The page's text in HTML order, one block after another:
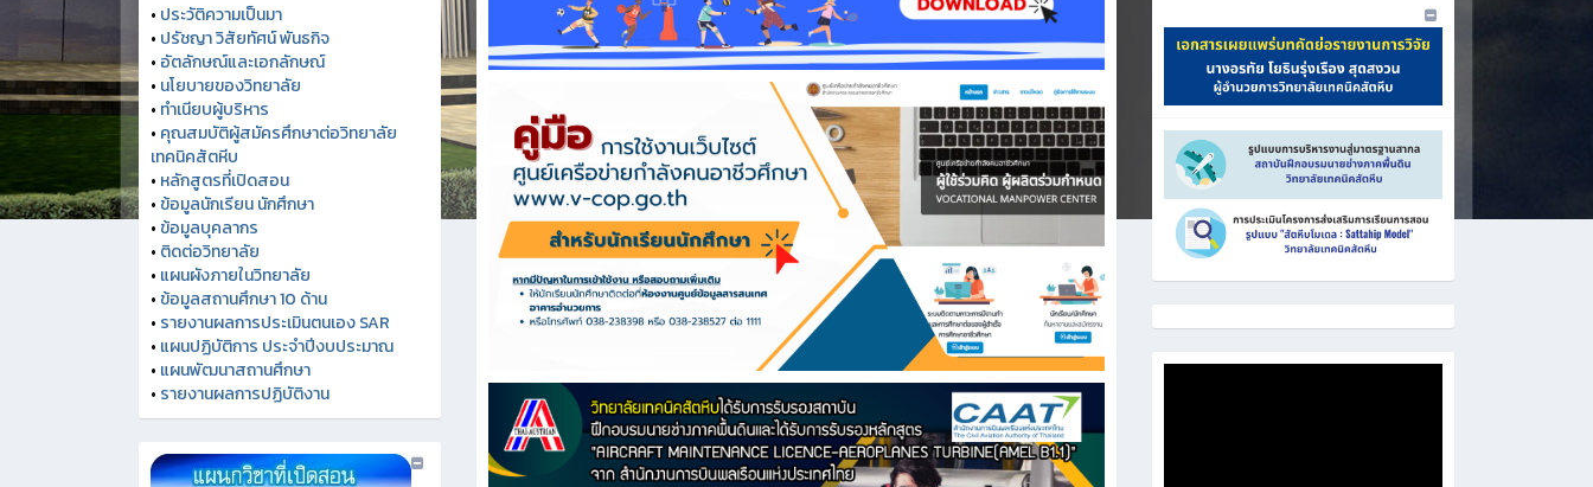
• ประวัติความเป็นมา
• ปรัชญา วิสัยทัศน์ พันธกิจ
• อัตลักษณ์และเอกลักษณ์
• นโยบายของวิทยาลัย
• ทำเนียบผู้บริหาร
• คุณสมบัติผู้สมัครศึกษาต่อวิทยาลัย
เทคนิคสัตหีบ
• หลักสูตรที่เปิดสอน
• ข้อมูลนักเรียน นักศึกษา
• ข้อมูลบุคลากร
• ติดต่อวิทยาลัย
• แผนผังภายในวิทยาลัย
• ข้อมูลสถานศึกษา 10 ด้าน
• รายงานผลการประเมินตนเอง SAR
• แผนปฏิบัติการ ประจำปีงบประมาณ
• แผนพัฒนาสถานศึกษา
• รายงานผลการปฏิบัติงาน